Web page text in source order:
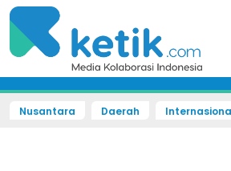
Nusantara Daerah